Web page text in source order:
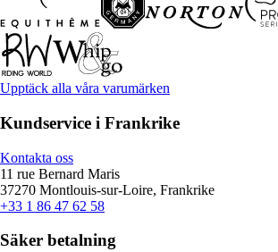
Upptäck alla våra varumärken
Kundservice i Frankrike
Kontakta oss
11 rue Bernard Maris
37270 Montlouis-sur-Loire, Frankrike
+33 1 86 47 62 58
Säker betalning